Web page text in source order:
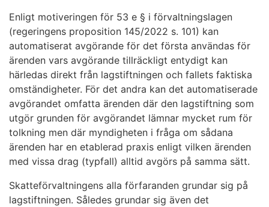
Enligt motiveringen för 53 e § i förvaltningslagen
(regeringens proposition 145/2022 s. 101) kan
automatiserat avgörande för det första användas för
ärenden vars avgörande tillräckligt entydigt kan
härledas direkt från lagstiftningen och fallets faktiska
omständigheter. För det andra kan det automatiserade
avgörandet omfatta ärenden där den lagstiftning som
utgör grunden för avgörandet lämnar mycket rum för
tolkning men där myndigheten i fråga om sådana
ärenden har en etablerad praxis enligt vilken ärenden
med vissa drag (typfall) alltid avgörs på samma sätt.
Skatteförvaltningens alla förfaranden grundar sig på
lagstiftningen. Således grundar sig även det